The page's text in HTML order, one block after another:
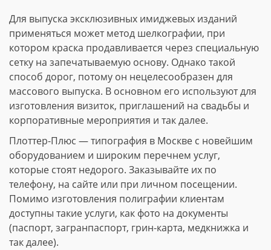
Для выпуска эксклюзивных имиджевых изданий
применяться может метод шелкографии, при
котором краска продавливается через специальную
сетку на запечатываемую основу. Однако такой
способ дорог, потому он нецелесообразен для
массового выпуска. В основном его используют для
изготовления визиток, приглашений на свадьбы и
корпоративные мероприятия и так далее.
Плоттер-Плюс — типография в Москве с новейшим
оборудованием и широким перечнем услуг,
которые стоят недорого. Заказывайте их по
телефону, на сайте или при личном посещении.
Помимо изготовления полиграфии клиентам
доступны такие услуги, как фото на документы
(паспорт, загранпаспорт, грин-карта, медкнижка и
так далее).